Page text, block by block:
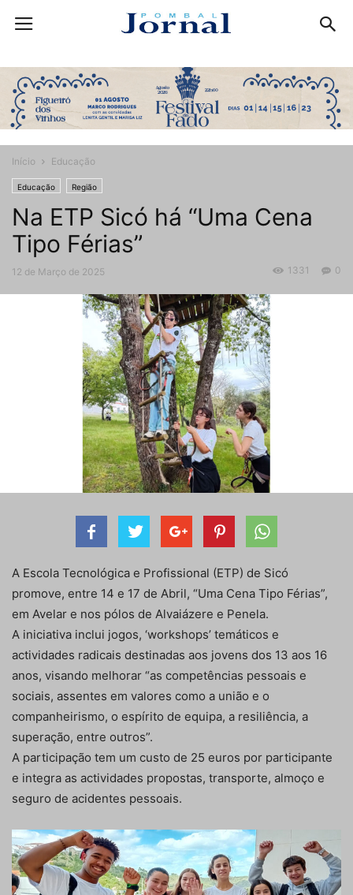
Início Educação
Educação Região
Na ETP Sicó há “Uma Cena
Tipo Férias”
12 de Março de 2025 0
1331
A Escola Tecnológica e Profissional (ETP) de Sicó
promove, entre 14 e 17 de Abril, “Uma Cena Tipo Férias”,
em Avelar e nos pólos de Alvaiázere e Penela.
A iniciativa inclui jogos, ‘workshops’ temáticos e
actividades radicais destinadas aos jovens dos 13 aos 16
anos, visando melhorar “as competências pessoais e
sociais, assentes em valores como a união e o
companheirismo, o espírito de equipa, a resiliência, a
superação, entre outros”.
A participação tem um custo de 25 euros por participante
e integra as actividades propostas, transporte, almoço e
seguro de acidentes pessoais.